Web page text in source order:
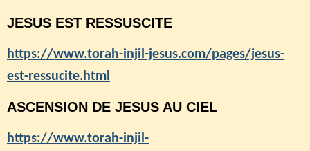
JESUS EST RESSUSCITE
https://www.torah-injil-jesus.com/pages/jesus-
est-ressucite.html
ASCENSION DE JESUS AU CIEL
https://www.torah-injil-